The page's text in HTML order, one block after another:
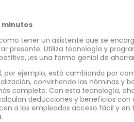
minutos
tener un asistente que se
presente. Utiliza tecnología y
¡es una forma genial de
por ejemplo, está cambiando por
convirtiendo las nóminas y
completo. Con esta tecnología,
deducciones y beneficios con
a los empleados acceso fácil y en